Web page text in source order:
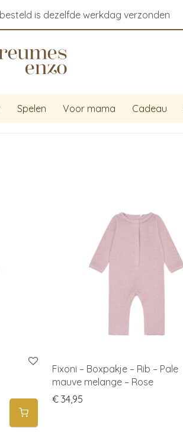
is dezelfde werkdag verzonden
Spelen Voor mama Cadeau
Fixoni – Boxpakje – Rib – Pale
mauve melange – Rose
€34,95